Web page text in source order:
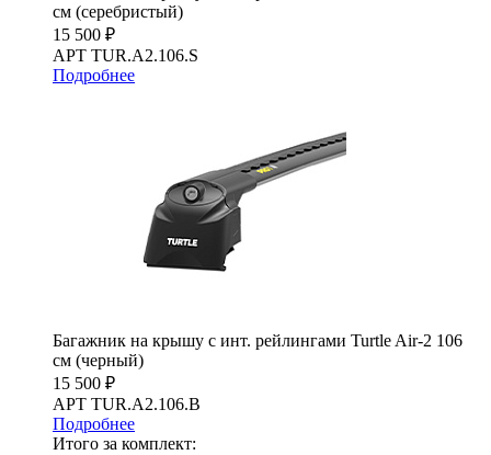
см (серебристый)
15 500 ₽
АРТ TUR.A2.106.S
Подробнее
Багажник на крышу с инт. рейлингами Turtle Air-2 106
см (черный)
15 500 ₽
АРТ TUR.A2.106.B
Подробнее
Итого за комплект: